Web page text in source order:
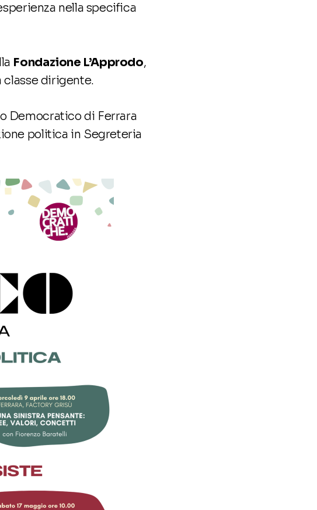
nella specifica
Fondazione L’Approdo,
classe dirigente.
Democratico di Ferrara
politica in Segreteria